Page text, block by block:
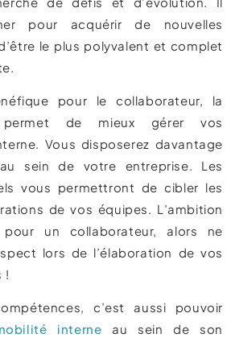
pour acquérir de nouvelles
le plus polyvalent et complet
pour le collaborateur, la
de mieux gérer vos
Vous disposerez davantage
sein de votre entreprise. Les
vous permettront de cibler les
de vos équipes. L’ambition
un collaborateur, alors ne
lors de l’élaboration de vos
!
c’est aussi pouvoir
interne au sein de son